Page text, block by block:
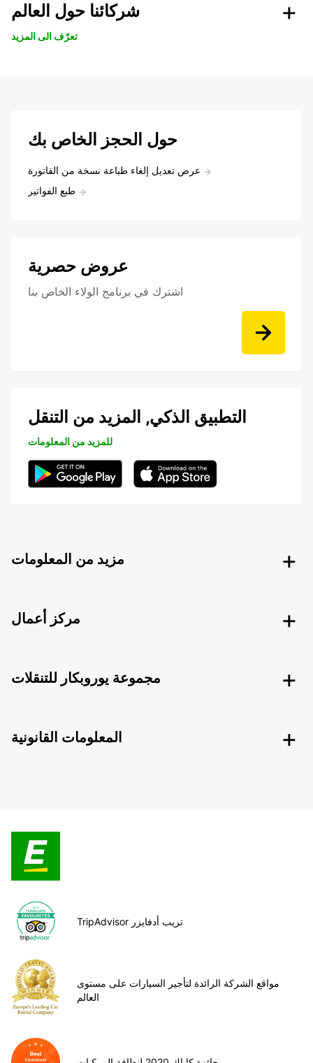
شركائنا حول العالم
تعرّف الى المزيد
حول الحجز الخاص بك
عرض تعديل إلغاء طباعة نسخة من الفاتورة
طبع الفواتير
عروض حصرية
اشترك في برنامج الولاء الخاص بنا
التطبيق الذكي, المزيد من التنقل
للمزيد من المعلومات
مزيد من المعلومات
مركز أعمال
مجموعة يوروبكار للتنقلات
المعلومات القانونية
TripAdvisor تريب أدفايزر
مواقع الشركة الرائدة لتأجير السيارات على مستوى
العالم